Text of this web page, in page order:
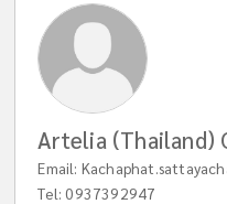
Artelia (Thailand)
Email:
Tel:0937392947